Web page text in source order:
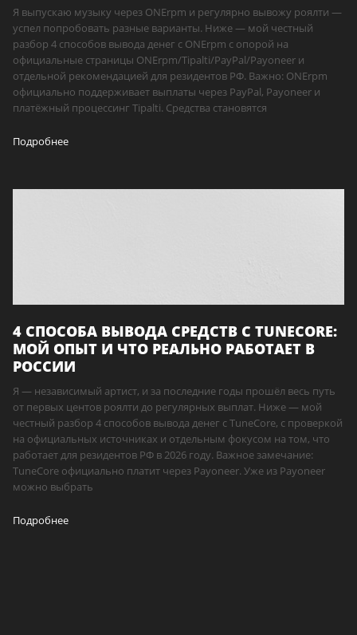
Я выпускаю музыку через ONErpm и регулярно вывожу роялти —
успел попробовать разные варианты. Ниже — мой честный
разбор 4 способов вывода денег с ONErpm с опорой на
официальные страницы ONErpm/Tipalti/PayPal/Payoneer и
отдельной рекомендацией для резидентов РФ. Важно: ONErpm
официально поддерживает выплаты через PayPal, Payoneer и
платёжный процессинг Tipalti. Средства становятся
Подробнее
4 СПОСОБА ВЫВОДА СРЕДСТВ С TUNECORE:
МОЙ ОПЫТ И ЧТО РЕАЛЬНО РАБОТАЕТ В
РОССИИ
Я — независимый артист, и за последние годы прошёл весь путь
от первых центов роялти до регулярных выплат. Ниже — мой
честный разбор 4 способов вывода денег с TuneCore, с проверкой
на официальных источниках и отдельным фокусом на том, что
работает для резидентов РФ в 2026 году. Важное замечание:
TuneCore официально платит через Payoneer. Уже из Payoneer
можно выбрать
Подробнее